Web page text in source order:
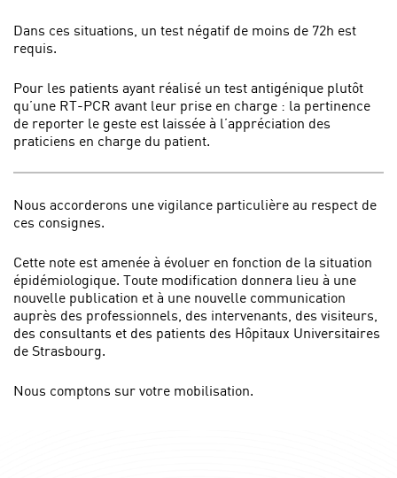
Dans ces situations, un test négatif de moins de 72h est
requis.
Pour les patients ayant réalisé un test antigénique plutôt
qu’une RT-PCR avant leur prise en charge : la pertinence
de reporter le geste est laissée à l’appréciation des
praticiens en charge du patient.
Nous accorderons une vigilance particulière au respect de
ces consignes.
Cette note est amenée à évoluer en fonction de la situation
épidémiologique. Toute modification donnera lieu à une
nouvelle publication et à une nouvelle communication
auprès des professionnels, des intervenants, des visiteurs,
des consultants et des patients des Hôpitaux Universitaires
de Strasbourg.
Nous comptons sur votre mobilisation.